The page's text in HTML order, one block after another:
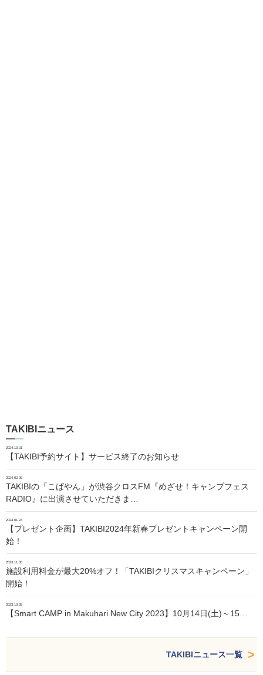
TAKIBIニュース
2024.10.01
【TAKIBI予約サイト】サービス終了のお知らせ
2024.02.06
TAKIBIの「こばやん」が渋谷クロスFM『めざせ！キャンプフェス
RADIO』に出演させていただきま…
2024.01.24
【プレゼント企画】TAKIBI2024年新春プレゼントキャンペーン開
始！
2023.11.30
施設利用料金が最大20%オフ！「TAKIBIクリスマスキャンペーン」
開始！
2023.10.05
【Smart CAMP in Makuhari New City 2023】10月14日(土)～15…
TAKIBIニュース一覧